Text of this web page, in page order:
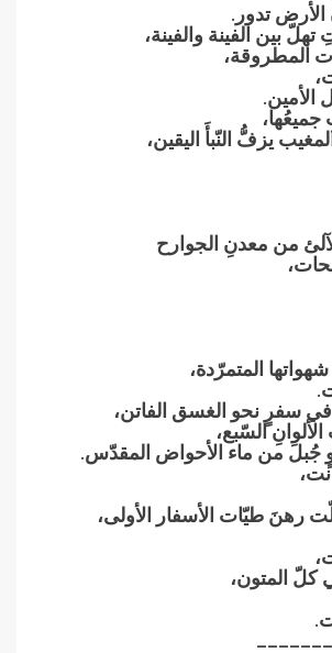
الأرض تدور.
بين الفينة والفينة،
المطروقة،
الأمين.
يزفُّ النّبأَ اليقين،
لآلئ من معدنِ الجوارح
المتمرّدة،
في سفرٍ نحو الغسق الفاتن،
السّبع،
جُبلَ من ماء الأحواض المقدّس.
رهنَ طيّات الأسفار الأولى،
كلّ المتون،